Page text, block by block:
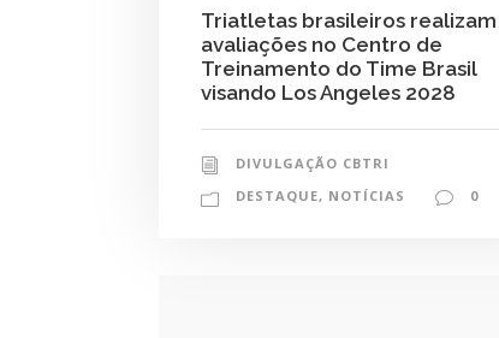
Triatletas brasileiros realizam
avaliações no Centro de
Treinamento do Time Brasil
visando Los Angeles 2028
DIVULGAÇÃO CBTRI
DESTAQUE, NOTÍCIAS 0